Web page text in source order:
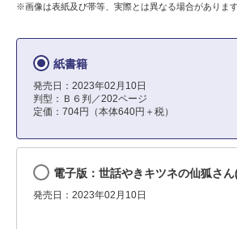
※画像は表紙及び帯等、実際とは異なる場合があります
紙書籍
発売日：2023年02月10日
判型：Ｂ６判／202ページ
定価：704円（本体640円＋税）
電子版：世話やきキツネの仙狐さ
発売日：2023年02月10日